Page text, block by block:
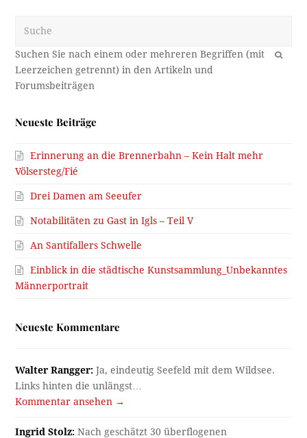
OK
Neueste Beiträge
Erinnerung an die Brennerbahn – Kein Halt mehr
Völsersteg/Fié
Drei Damen am Seeufer
Notabilitäten zu Gast in Igls – Teil V
An Santifallers Schwelle
Einblick in die städtische Kunstsammlung_Unbekanntes
Männerportrait
Neueste Kommentare
Walter Rangger: Ja, eindeutig Seefeld mit dem Wildsee.
Links hinten die unlängst…
Kommentar ansehen →
Ingrid Stolz: Nach geschätzt 30 überflogenen